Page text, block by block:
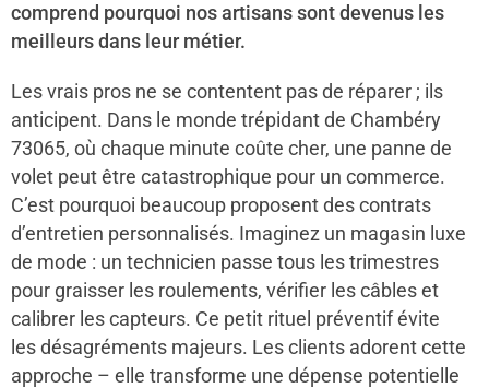
comprend pourquoi nos artisans sont devenus les
meilleurs dans leur métier.
Les vrais pros ne se contentent pas de réparer ; ils
anticipent. Dans le monde trépidant de Chambéry
73065, où chaque minute coûte cher, une panne de
volet peut être catastrophique pour un commerce.
C’est pourquoi beaucoup proposent des contrats
d’entretien personnalisés. Imaginez un magasin luxe
de mode : un technicien passe tous les trimestres
pour graisser les roulements, vérifier les câbles et
calibrer les capteurs. Ce petit rituel préventif évite
les désagréments majeurs. Les clients adorent cette
approche – elle transforme une dépense potentielle